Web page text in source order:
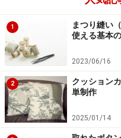
1
まつり縫い
使える基本
2023/06/16
2
クッション
単制作
2025/01/14